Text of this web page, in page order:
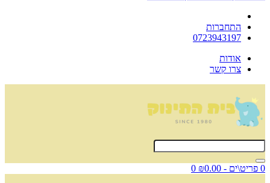
התחברות
0723943197
אודות
צרו קשר
0 פריט\ים - ₪0.00 0